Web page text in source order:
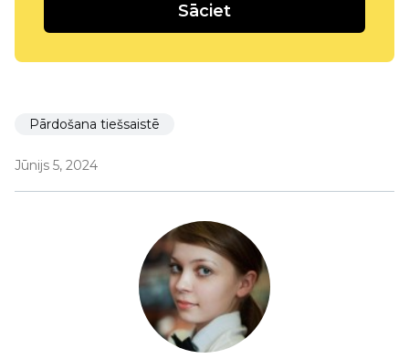
Sāciet
Pārdošana tiešsaistē
Jūnijs 5, 2024